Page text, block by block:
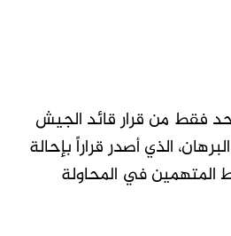
فقط من قرار قائد الجيش
الذي أصدر قراراً بإحالة
المتهمين في المحاولة